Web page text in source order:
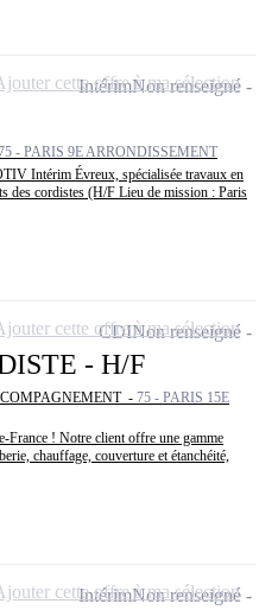
- PARIS 9E ARRONDISSEMENT
Intérim Évreux, spécialisée travaux en
des cordistes (H/F Lieu de mission : Paris
IntérimNon renseigné
cette offre à ma sélection
- H/F
- 75 - PARIS 15E
France ! Notre client offre une gamme
chauffage, couverture et étanchéité,
CDINon renseigné
cette offre à ma sélection
IntérimNon renseigné
cette offre à ma sélection